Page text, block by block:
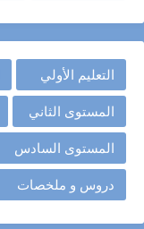
التعليم الأولي
المستوى الثاني
المستوى السادس
دروس و ملخصات